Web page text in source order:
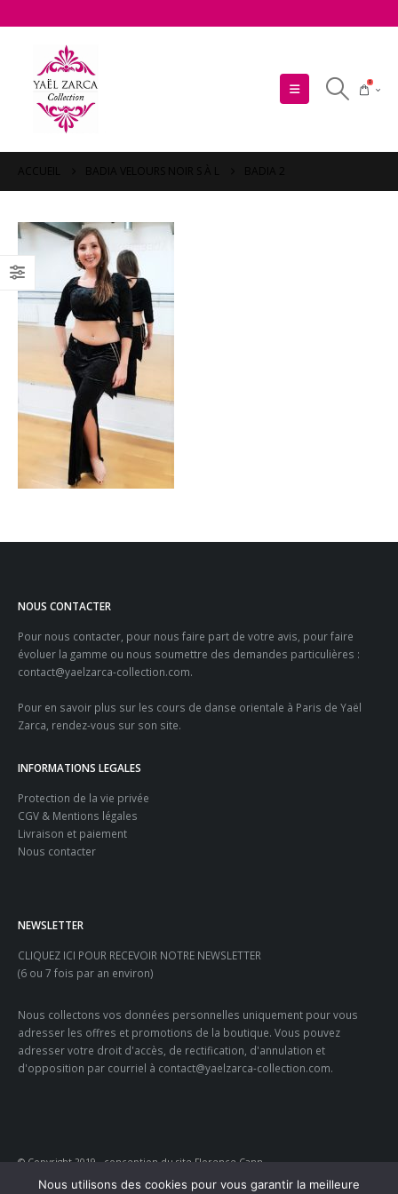
0
NOUS CONTACTER
Pour nous contacter, pour nous faire part de votre avis, pour faire
évoluer la gamme ou nous soumettre des demandes particulières :
contact@yaelzarca-collection.com.
Pour en savoir plus sur les cours de danse orientale à Paris de Yaël
Zarca, rendez-vous sur son site.
INFORMATIONS LEGALES
Protection de la vie privée
CGV & Mentions légales
Livraison et paiement
Nous contacter
NEWSLETTER
CLIQUEZ ICI POUR RECEVOIR NOTRE NEWSLETTER
(6 ou 7 fois par an environ)
Nous collectons vos données personnelles uniquement pour vous
adresser les offres et promotions de la boutique. Vous pouvez
adresser votre droit d'accès, de rectification, d'annulation et
d'opposition par courriel à contact@yaelzarca-collection.com.
© Copyright 2019 - conception du site Florence Cann
Nous utilisons des cookies pour vous garantir la meilleure